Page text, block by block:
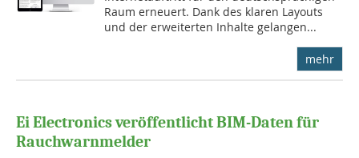
Raum erneuert. Dank des klaren Layouts
und der erweiterten Inhalte gelangen...
mehr
Ei Electronics veröffentlicht BIM-Daten für
Rauchwarnmelder